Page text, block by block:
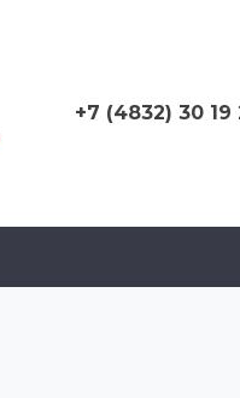
+7 (4832) 30 19